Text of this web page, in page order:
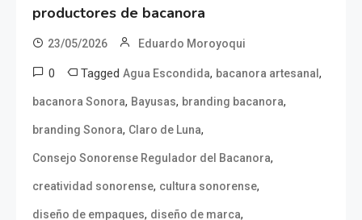
productores de bacanora
23/05/2026 Eduardo Moroyoqui
0 Tagged Agua Escondida, bacanora artesanal,
bacanora Sonora, Bayusas, branding bacanora,
branding Sonora, Claro de Luna,
Consejo Sonorense Regulador del Bacanora,
creatividad sonorense, cultura sonorense,
diseño de empaques, diseño de marca,